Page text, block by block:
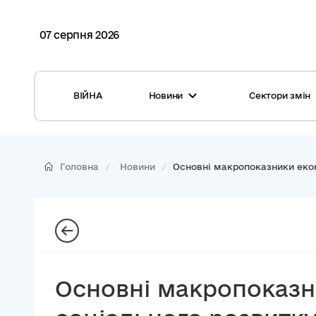
07 серпня 2026
ВІЙНА Новини
Глосарій
Репортажі з громад
Хмара тегів
Сектори змін
Медицина
Безпека
Головна Новини Основні макропоказники
Основні